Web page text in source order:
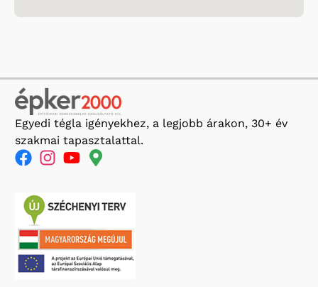
Egyedi tégla igényekhez, a legjobb árakon, 30+ év
szakmai tapasztalattal.